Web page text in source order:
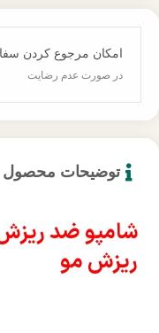
امکان مرجوع کردن
در صورت عدم رضایت
توضیحات محصول
شامپو ضد ریزش
ریزش مو